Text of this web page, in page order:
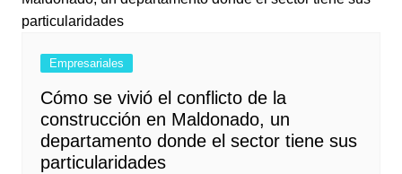
Empresariales
Cómo se vivió el conflicto de la
construcción en Maldonado, un
departamento donde el sector tiene sus
particularidades